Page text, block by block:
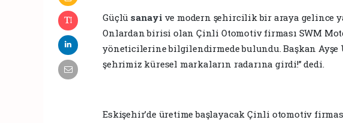
Güçlü sanayi ve modern şehircilik bir araya gelince
Onlardan birisi olan Çinli Otomotiv firması SWM
yöneticilerine bilgilendirmede bulundu. Başkan Ayşe
şehrimiz küresel markaların radarına girdi!” dedi.
Eskişehir’de üretime başlayacak Çinli otomotiv